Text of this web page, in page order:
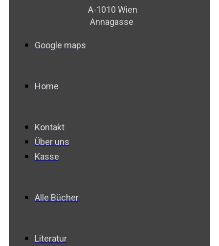
A-1010 Wien
Annagasse
Google maps
Home
Kontakt
Über uns
Kasse
Alle Bücher
Literatur